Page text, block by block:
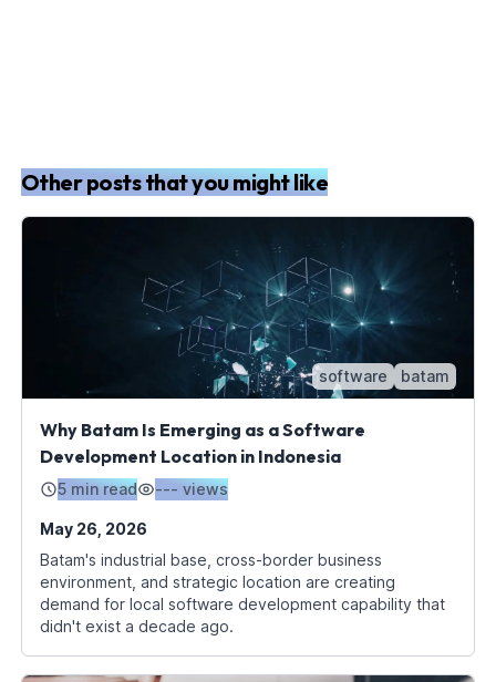
Other posts that you might like
software batam
Why Batam Is Emerging as a Software
Development Location in Indonesia
5 min read --- views
May 26, 2026
Batam's industrial base, cross-border business
environment, and strategic location are creating
demand for local software development capability that
didn't exist a decade ago.